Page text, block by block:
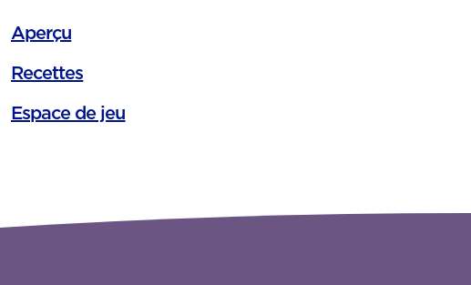
Aperçu
Recettes
Espace de jeu